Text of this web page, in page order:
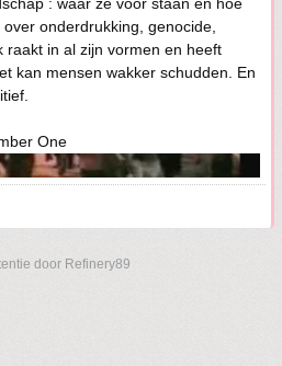
onderdrukking, genocide,
raakt in al zijn vormen en heeft
kan mensen wakker schudden. En
One
door Refinery89